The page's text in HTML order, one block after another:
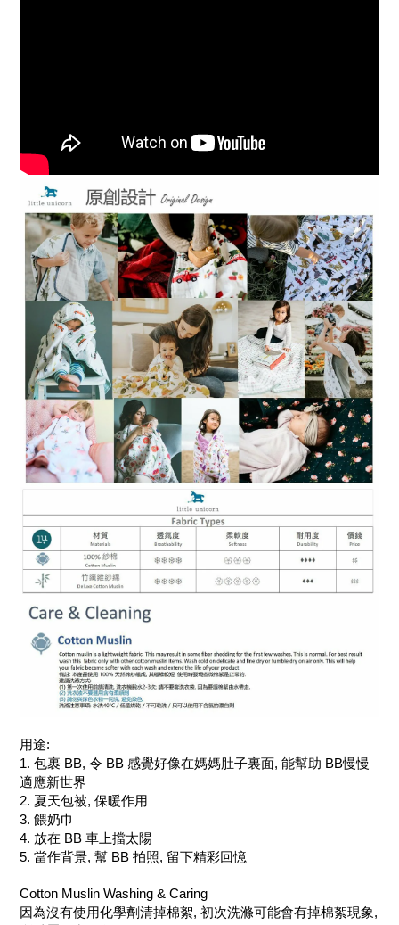
用途:
1. 包裹 BB, 令 BB 感覺好像在媽媽肚子裏面, 能幫助 BB慢慢
適應新世界
2. 夏天包被, 保暖作用
3. 餵奶巾
4. 放在 BB 車上擋太陽
5. 當作背景, 幫 BB 拍照, 留下精彩回憶
Cotton Muslin Washing & Caring
因為沒有使用化學劑清掉棉絮, 初次洗滌可能會有掉棉絮現象,